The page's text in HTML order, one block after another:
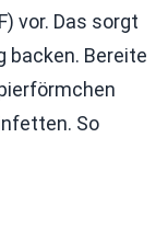
vor. Das sorgt
backen. Bereite
So